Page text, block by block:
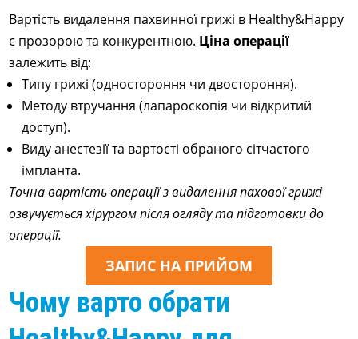
Вартість видалення пахвинної грижі в Healthy&Happy
є прозорою та конкурентною. Ціна операції
залежить від:
Типу грижі (одностороння чи двостороння).
Методу втручання (лапароскопія чи відкритий
доступ).
Виду анестезії та вартості обраного сітчастого
імпланта.
Точна вартість операції з видалення пахової грижі
озвучується хірургом після огляду та підготовки до
операції.
ЗАПИС НА ПРИЙОМ
Чому варто обрати